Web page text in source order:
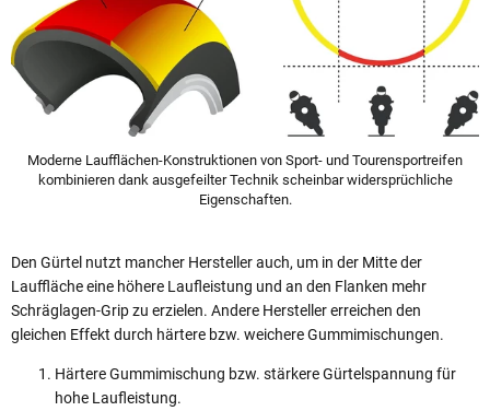
Moderne Laufflächen-Konstruktionen von Sport- und Tourensportreifen
kombinieren dank ausgefeilter Technik scheinbar widersprüchliche
Eigenschaften.
Den Gürtel nutzt mancher Hersteller auch, um in der Mitte der
Lauffläche eine höhere Laufleistung und an den Flanken mehr
Schräglagen-Grip zu erzielen. Andere Hersteller erreichen den
gleichen Effekt durch härtere bzw. weichere Gummimischungen.
Härtere Gummimischung bzw. stärkere Gürtelspannung für
hohe Laufleistung.